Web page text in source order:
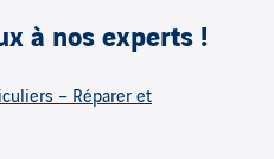
à nos experts !
– Réparer et